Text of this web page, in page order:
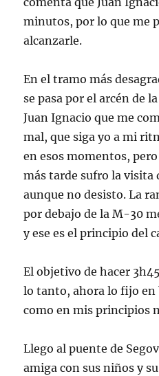
minutos, por lo que me
alcanzarle.
En el tramo más
se pasa por el arcén de
Juan Ignacio que me
mal, que siga yo a mi
en esos momentos,
más tarde sufro la visita
aunque no desisto. La
por debajo de la M-30
y ese es el principio del
El objetivo de hacer
lo tanto, ahora lo fijo en
como en mis principios
Llego al puente de
amiga con sus niños y